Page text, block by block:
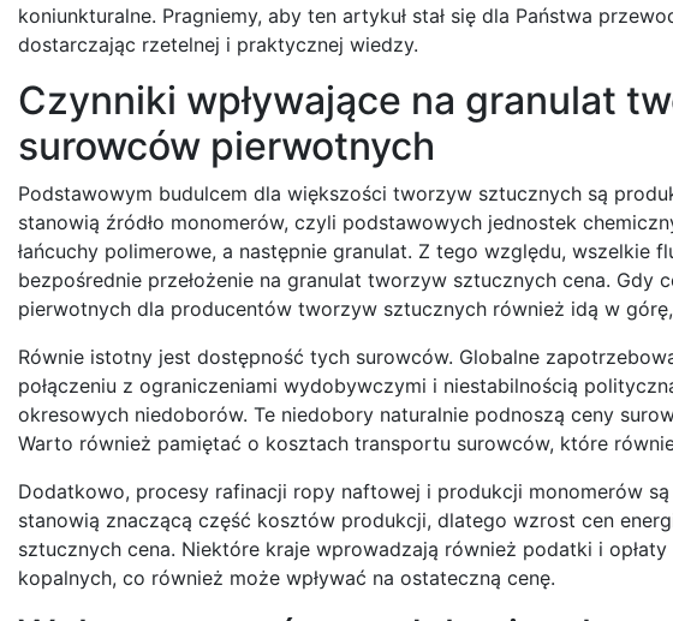
koniunkturalne. Pragniemy, aby ten artykuł stał się dla Państwa
dostarczając rzetelnej i praktycznej wiedzy.
Czynniki wpływające na granulat
surowców pierwotnych
Podstawowym budulcem dla większości tworzyw sztucznych są
stanowią źródło monomerów, czyli podstawowych jednostek
łańcuchy polimerowe, a następnie granulat. Z tego względu,
bezpośrednie przełożenie na granulat tworzyw sztucznych cena. Gdy
pierwotnych dla producentów tworzyw sztucznych również idą w
Równie istotny jest dostępność tych surowców. Globalne
połączeniu z ograniczeniami wydobywczymi i niestabilnością
okresowych niedoborów. Te niedobory naturalnie podnoszą ceny
Warto również pamiętać o kosztach transportu surowców, które
Dodatkowo, procesy rafinacji ropy naftowej i produkcji monomerów
stanowią znaczącą część kosztów produkcji, dlatego wzrost cen
sztucznych cena. Niektóre kraje wprowadzają również podatki i
kopalnych, co również może wpływać na ostateczną cenę.